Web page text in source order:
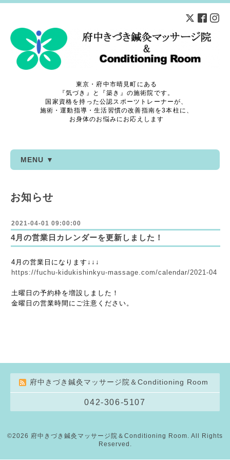
東京・府中市晴見町にある
『気づき』と『築き』の施術院です。
国家資格を持った公認スポーツトレーナーが、
施術・運動指導・生活習慣の改善指南を3本柱に、
お身体のお悩みにお応えします
MENU ▼
お知らせ
2021-04-01 09:00:00
4月の営業日カレンダーを更新しました！
4月の営業日になります↓↓↓
https://fuchu-kidukishinkyu-massage.com/calendar/2021-04
土曜日の予約枠を増設しました！
金曜日の営業時間にご注意ください。
府中きづき鍼灸マッサージ院＆Conditioning Room
042-306-5107
©2026 府中きづき鍼灸マッサージ院＆Conditioning Room . All Rights
Reserved.